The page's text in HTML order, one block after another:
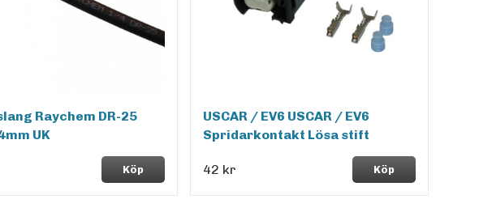
Raychem DR-25
UK
Köp
USCAR / EV6 USCAR / EV6
Spridarkontakt Lösa stift
42 kr Köp